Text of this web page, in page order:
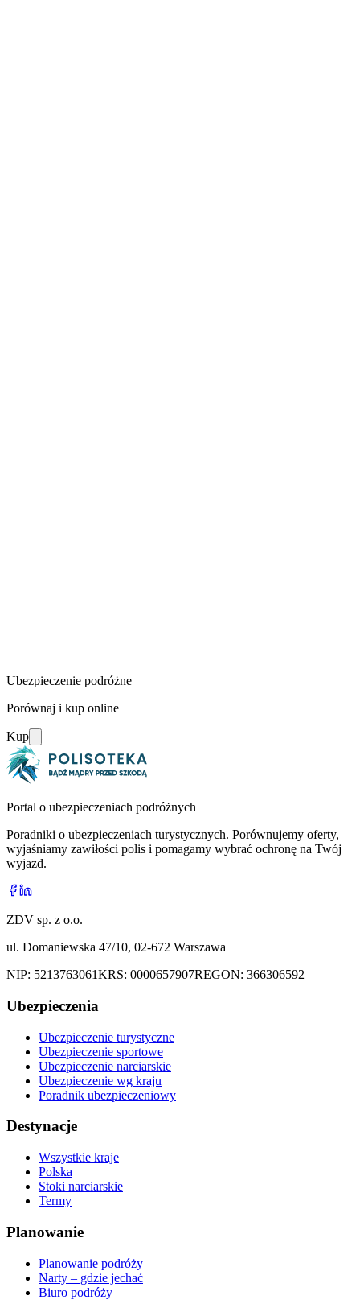
Ubezpieczenie podróżne
Porównaj i kup online
Kup
Portal o ubezpieczeniach podróżnych
Poradniki o ubezpieczeniach turystycznych. Porównujemy oferty,
wyjaśniamy zawiłości polis i pomagamy wybrać ochronę na Twój
wyjazd.
ZDV sp. z o.o.
ul. Domaniewska 47/10, 02-672 Warszawa
NIP: 5213763061KRS: 0000657907REGON: 366306592
Ubezpieczenia
Ubezpieczenie turystyczne
Ubezpieczenie sportowe
Ubezpieczenie narciarskie
Ubezpieczenie wg kraju
Poradnik ubezpieczeniowy
Destynacje
Wszystkie kraje
Polska
Stoki narciarskie
Termy
Planowanie
Planowanie podróży
Narty – gdzie jechać
Biuro podróży